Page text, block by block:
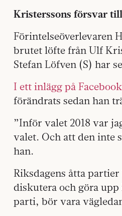
Kristerssons försvar
Förintelseöverlevaren
brutet löfte från Ulf
Stefan Löfven (S) har
I ett inlägg på
förändrats sedan han
”Inför valet 2018 var
valet. Och att den inte
han.
Riksdagens åtta
diskutera och göra
parti, bör vara